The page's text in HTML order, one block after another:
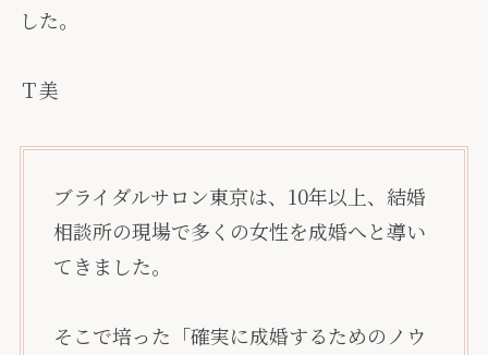
した。
Ｔ美
ブライダルサロン東京は、10年以上、結婚
相談所の現場で多くの女性を成婚へと導い
てきました。
そこで培った「確実に成婚するためのノウ